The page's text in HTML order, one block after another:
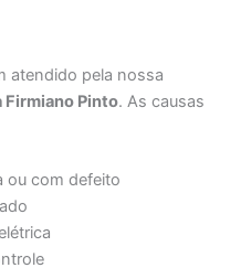
atendido pela nossa
Pinto. As causas
ou com defeito